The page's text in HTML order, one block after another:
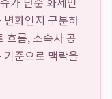
변화인지 구분하
흐름, 소속사 공
준으로 맥락을